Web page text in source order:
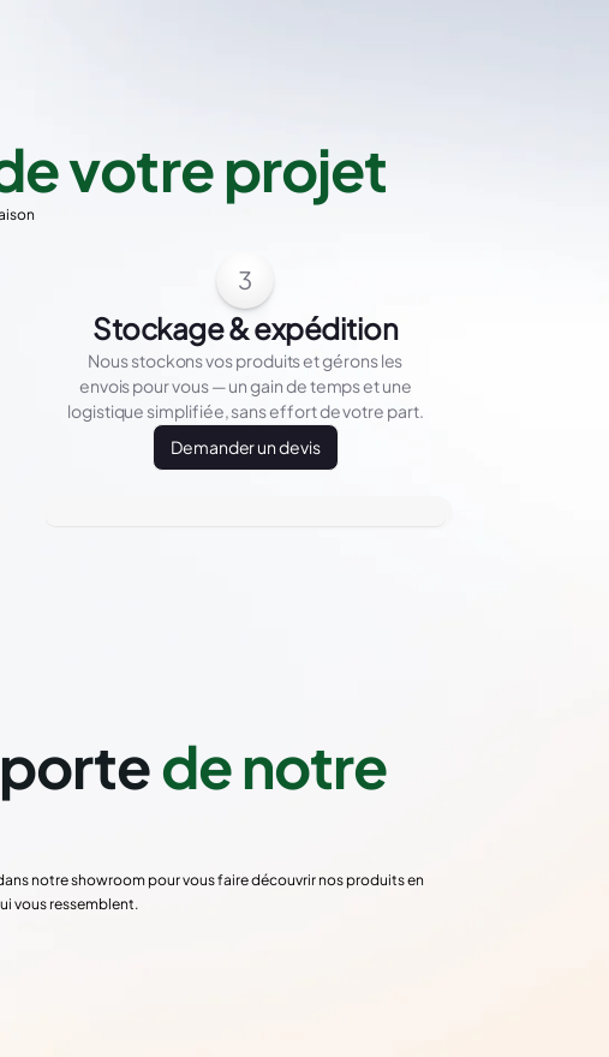
votre projet
3
Stockage & expédition
Nous stockons vos produits et gérons les
envois pour vous — un gain de temps et une
logistique simplifiée, sans effort de votre part.
Demander un devis
portede notre
notre showroom pour vous faire découvrir nos produits en
vous ressemblent.